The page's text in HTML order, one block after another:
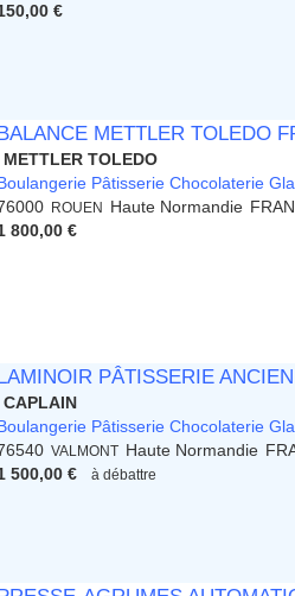
€
METTLER TOLEDO
METTLER TOLEDO
Pâtisserie Chocolaterie
ROUEN Haute Normandie
800,00 €
PÂTISSERIE ANCIEN
CAPLAIN
Pâtisserie Chocolaterie
VALMONT Haute Normandie
500,00 €
à débattre